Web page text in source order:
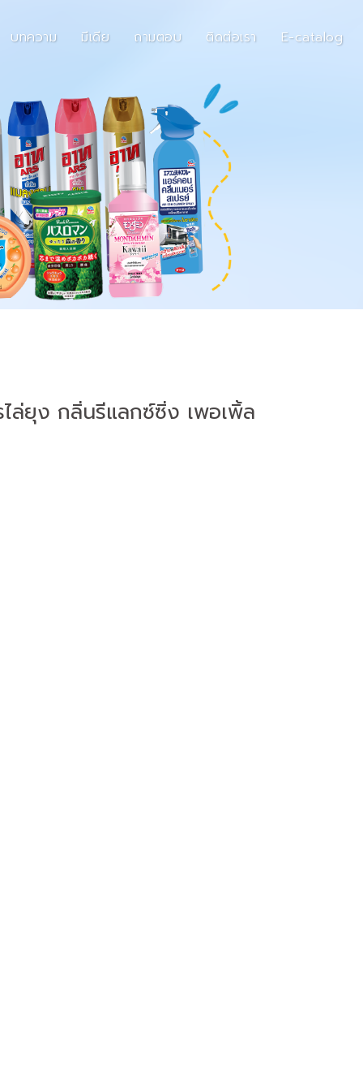
บทความ มีเดีย ถามตอบ ติดต่อเรา E-catalog
ล่ยุง กลิ่นรีแลกซ์ซิ่ง เพอเพิ้ล